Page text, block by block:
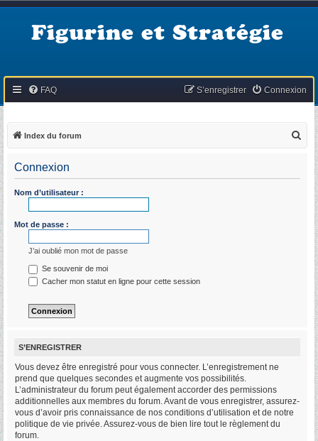
Figurine et Stratégie
FAQ Connexion
S’enregistrer
Index du forum
Connexion
Nom d’utilisateur :
Mot de passe :
J’ai oublié mon mot de passe
Se souvenir de moi
Cacher mon statut en ligne pour cette session
S’ENREGISTRER
Vous devez être enregistré pour vous connecter. L’enregistrement ne
prend que quelques secondes et augmente vos possibilités.
L’administrateur du forum peut également accorder des permissions
additionnelles aux membres du forum. Avant de vous enregistrer, assurez-
vous d’avoir pris connaissance de nos conditions d’utilisation et de notre
politique de vie privée. Assurez-vous de bien lire tout le règlement du
forum.